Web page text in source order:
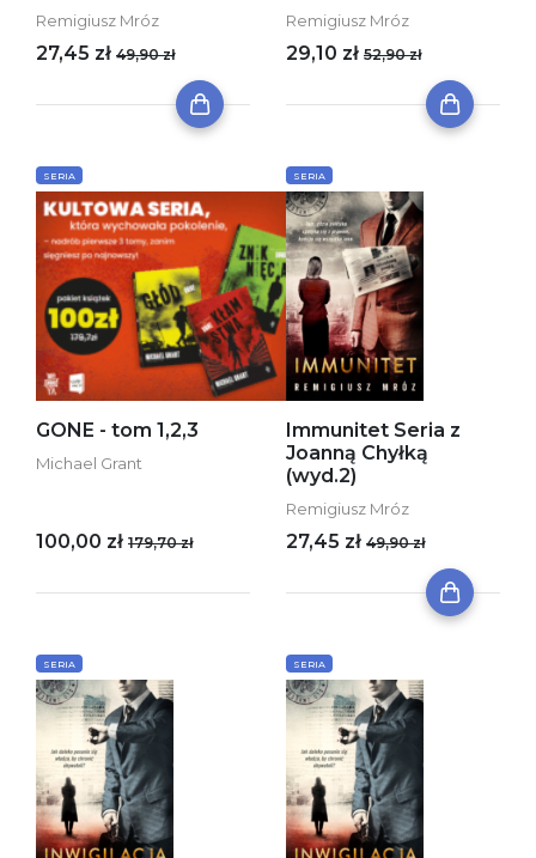
Remigiusz Mróz
27,45 zł 49,90 zł
Remigiusz Mróz
29,10 zł 52,90 zł
SERIA
GONE - tom 1,2,3
Michael Grant
100,00 zł 179,70 zł
SERIA
Immunitet Seria z
Joanną Chyłką
(wyd.2)
Remigiusz Mróz
27,45 zł 49,90 zł
SERIA SERIA